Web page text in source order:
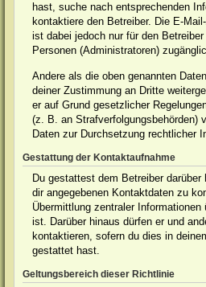
hast, suche nach entsprechenden
kontaktiere den Betreiber. Die E-
ist dabei jedoch nur für den
Personen (Administratoren)
Andere als die oben genannten
deiner Zustimmung an Dritte
er auf Grund gesetzlicher
(z. B. an Strafverfolgungsbehörden)
Daten zur Durchsetzung rechtlicher
Gestattung der Kontaktaufnahme
Du gestattest dem Betreiber
dir angegebenen Kontaktdaten zu
Übermittlung zentraler
ist. Darüber hinaus dürfen er und
kontaktieren, sofern du dies in
gestattet hast.
Geltungsbereich dieser Richtlinie